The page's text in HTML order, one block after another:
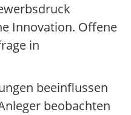
Innovation. Offene
in
beeinflussen
beobachten